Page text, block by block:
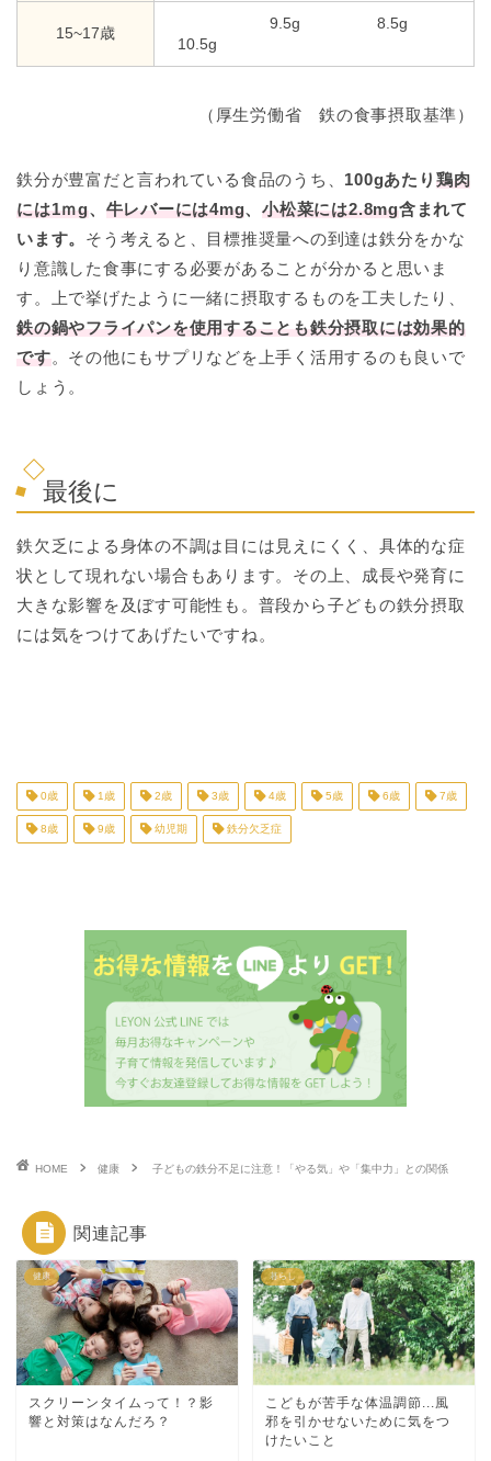
15~17歳
9.5g 8.5g
10.5g
（厚生労働省 鉄の食事摂取基準）
鉄分が豊富だと言われている食品のうち、 100gあたり 鶏肉
には1ｍg、 牛レバーには4mg、小松菜には2.8mg含まれて
います。 そう考えると、目標推奨量への到達は鉄分をかな
り意識した食事にする必要があることが分かると思いま
す。上で挙げたように一緒に摂取するものを工夫したり、
鉄の鍋やフライパンを使用することも鉄分摂取には効果的
です。その他にもサプリなどを上手く活用するのも良いで
しょう。
最後に
鉄欠乏による身体の不調は目には見えにくく、具体的な症
状として現れない場合もあります。その上、成長や発育に
大きな影響を及ぼす可能性も。普段から子どもの鉄分摂取
には気をつけてあげたいですね。
0歳 1歳 2歳 3歳 4歳 5歳 6歳 7歳
8歳 9歳 幼児期 鉄分欠乏症
HOME 健康 子どもの鉄分不足に注意！「やる気」や「集中力」との関係
関連記事
健康
スクリーンタイムって！？影
響と対策はなんだろ？
暮らし
こどもが苦手な体温調節...風
邪を引かせないために気をつ
けたいこと